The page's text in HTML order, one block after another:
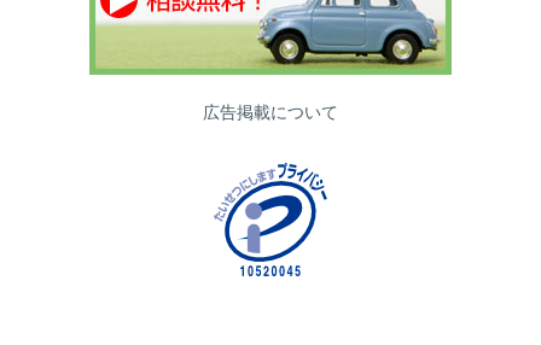
広告掲載について